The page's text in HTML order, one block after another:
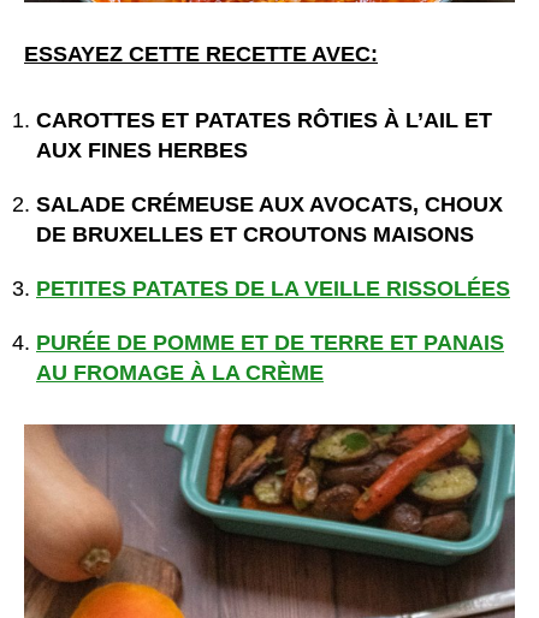
ESSAYEZ CETTE RECETTE AVEC:
CAROTTES ET PATATES RÔTIES À L’AIL ET
AUX FINES HERBES
SALADE CRÉMEUSE AUX AVOCATS, CHOUX
DE BRUXELLES ET CROUTONS MAISONS
PETITES PATATES DE LA VEILLE RISSOLÉES
PURÉE DE POMME ET DE TERRE ET PANAIS
AU FROMAGE À LA CRÈME